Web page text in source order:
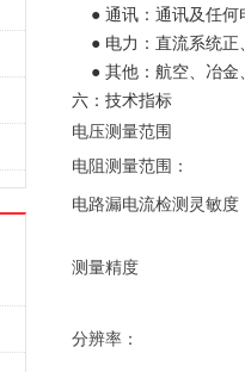
● 通讯：通讯及任何
● 电力：直流系统正
● 其他：航空、冶金
六：技术指标
电压测量范围
电阻测量范围：
电路漏电流检测灵敏度
测量精度
分辨率：